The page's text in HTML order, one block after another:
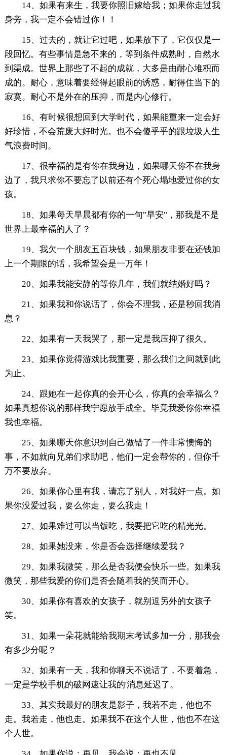
14、如果有来生，我要你照旧嫁给我；如果你走过我
身旁，我一定不会错过你！！
15、过去的，就让它过吧，如果放下了，它仅仅是一
段回忆。有些事情是急不来的，等到条件成熟时，自然水
到渠成。世界上那些了不起的成就，大多是由耐心堆积而
成的。耐心，意味着要经得起眼前的诱惑，耐得住当下的
寂寞。耐心不是外在的压抑，而是内心修行。
16、有时候很想回到大学时代，如果能重来一定会好
好珍惜，不会荒废大好时光。也不会傻乎乎的跟垃圾人生
气浪费时间。
17、很幸福的是有你在我身边，如果哪天你不在我身
边了，我只求你不要忘了以前还有个死心塌地爱过你的女
孩。
18、如果每天早晨都有你的一句"早安"，那我是不是
世界上最幸福的人了？
19、我欠一个朋友五百块钱，如果朋友非要在还钱加
上一个期限的话，我希望会是一万年！
20、如果我能安静的等你几年，我们就结婚好吗？
21、如果我和你说话了，你会不理我，还是秒回我消
息？
22、如果有一天我哭了，那一定是我压抑了很久。
23、如果你觉得游戏比我重要，那么我们之间就到此
为止。
24、跟她在一起你真的会开心么，你真的会幸福么？
如果真想你说的那样我宁愿放手成全。毕竟我爱你你幸福
我也幸福。
25、如果哪天你意识到自己做错了一件非常懊悔的
事，不如就向兄弟们求助吧，他们一定会帮你的，但你千
万不要放弃。
26、如果你心里有我，请忘了别人，对我好一点。如
果你没爱过我，要么你走，要么我走！
27、如果难过可以当饭吃，我要把它吃的精光光。
28、如果她没来，你是否会选择继续爱我？
29、如果我微笑，那么是否我便会快乐一些。如果我
微笑，那些我爱的你们是否会随着我的笑而开心。
30、如果你有喜欢的女孩子，就别逗另外的女孩子
笑。
31、如果一朵花就能给我期末考试多加一分，那我会
有多少分呢？
32、如果有一天，我和你聊天不说话了，不要着急，
一定是学校手机的破网速让我的'消息延迟了。
33、其实我最好的朋友是影子，我若不走，他也不
走。我若走，他也走。如果我不在这个人世，他也不在这
个人世。